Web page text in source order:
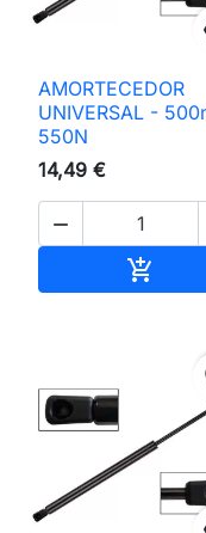
AMORTECEDOR
UNIVERSAL -
550N
14,49 €

